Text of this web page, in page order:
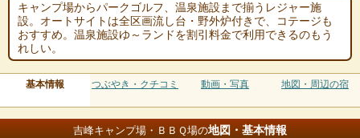
キャンプ場からパークゴルフ、温泉施設まで揃うレジャー施
設。オートサイトは全区画流し台・野外炉付きで、コテージも
おすすめ。温泉施設ゆ～ランドを割引料金で利用できるのもう
れしい。
基本情報 つぶやき・クチコミ 動画・写真 地図・周辺の宿
吉峰キャンプ場・ＢＢＱ場の地図・基本情報